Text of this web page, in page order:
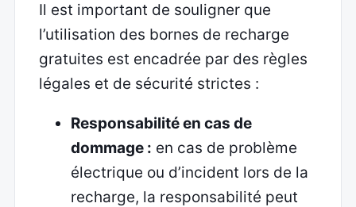
Il est important de souligner que
l’utilisation des bornes de recharge
gratuites est encadrée par des règles
légales et de sécurité strictes :
Responsabilité en cas de
dommage : en cas de problème
électrique ou d’incident lors de la
recharge, la responsabilité peut